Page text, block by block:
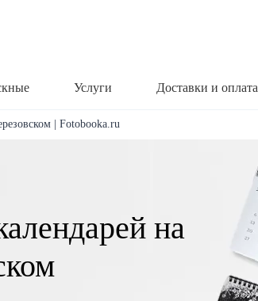
Услуги Доставки и оплата
| Fotobooka.ru
на